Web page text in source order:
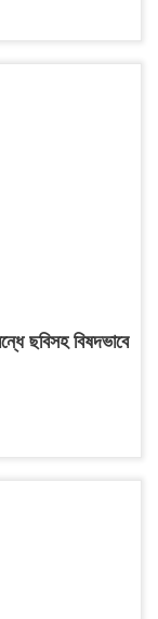
ছবিসহ বিষদভাবে